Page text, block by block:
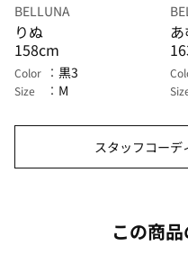
BELLUNA
りぬ
158cm
Color 黒3
Size M
スタッフコーデ
この商